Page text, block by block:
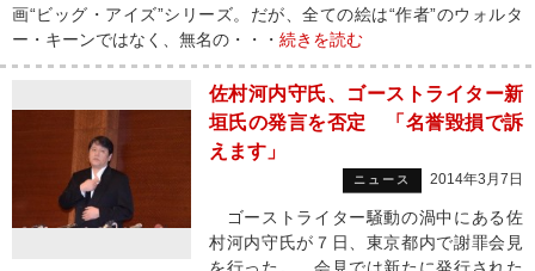
画“ビッグ・アイズ”シリーズ。だが、全ての絵は“作者”のウォルタ
ー・キーンではなく、無名の・・・ 続きを読む
佐村河内守氏、ゴーストライター新
垣氏の発言を否定 「名誉毀損で訴
えます」
ニュース 2014年3月7日
ゴーストライター騒動の渦中にある佐
村河内守氏が７日、東京都内で謝罪会見